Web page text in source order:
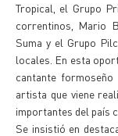
Tropical, el Grupo
correntinos, Mario
Suma y el Grupo
locales. En esta
cantante
artista que viene
importantes del país
Se insistió en